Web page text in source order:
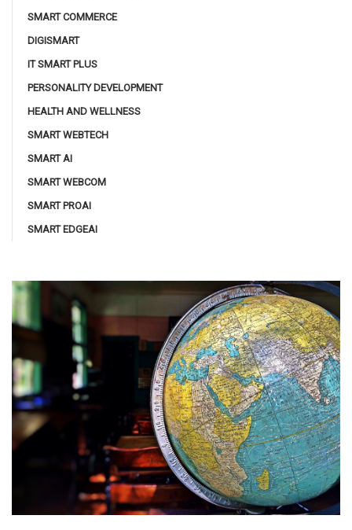
SMART COMMERCE
DIGISMART
IT SMART PLUS
PERSONALITY DEVELOPMENT
HEALTH AND WELLNESS
SMART WEBTECH
SMART AI
SMART WEBCOM
SMART PROAI
SMART EDGEAI